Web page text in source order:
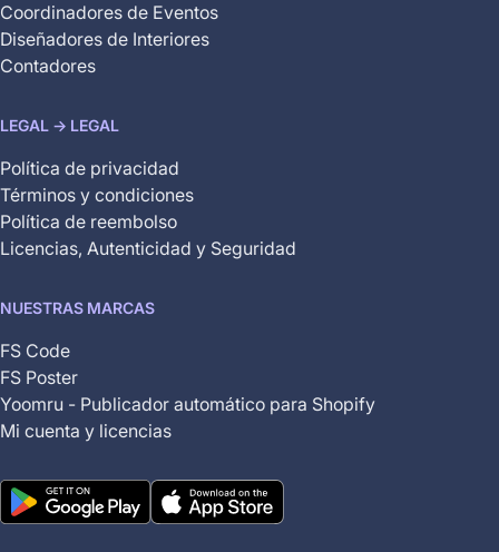
Coordinadores de Eventos
Diseñadores de Interiores
Contadores
LEGAL -> LEGAL
Política de privacidad
Términos y condiciones
Política de reembolso
Licencias, Autenticidad y Seguridad
NUESTRAS MARCAS
FS Code
FS Poster
Yoomru - Publicador automático para Shopify
Mi cuenta y licencias